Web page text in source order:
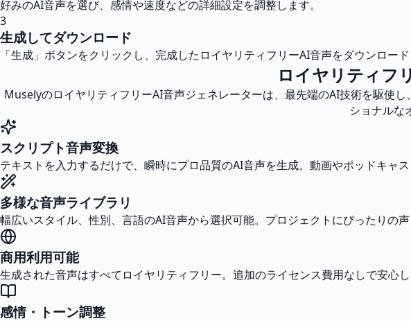
好みのAI音声を選び、感情や速度などの詳細設定を調整します。
3
生成してダウンロード
「生成」ボタンをクリックし、完成したロイヤリティフリーAI音声をダウンロード
ロイヤリティフ
MuselyのロイヤリティフリーAI音声ジェネレーターは、最先端のAI技術を駆使
ショナルな
スクリプト音声変換
テキストを入力するだけで、瞬時にプロ品質のAI音声を生成。動画やポッドキャス
多様な音声ライブラリ
幅広いスタイル、性別、言語のAI音声から選択可能。プロジェクトにぴったりの声
商用利用可能
生成された音声はすべてロイヤリティフリー。追加のライセンス費用なしで安心し
感情・トーン調整